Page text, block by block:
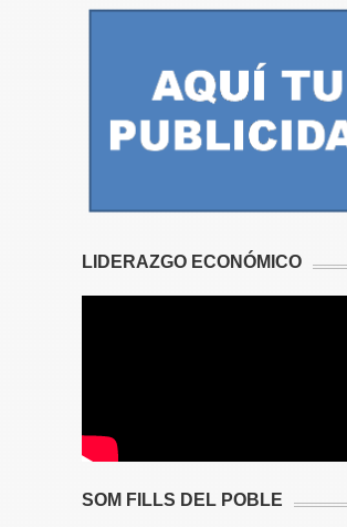
LIDERAZGO ECONÓMICO
SOM FILLS DEL POBLE